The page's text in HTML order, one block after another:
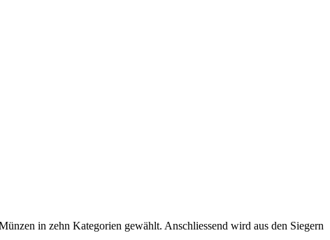
in zehn Kategorien gewählt. Anschliessend wird aus den Siegern